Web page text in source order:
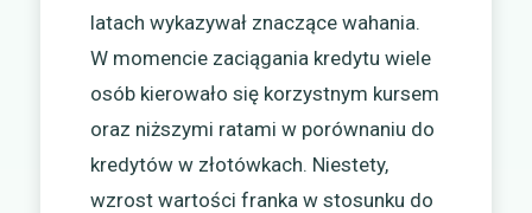
latach wykazywał znaczące wahania.
W momencie zaciągania kredytu wiele
osób kierowało się korzystnym kursem
oraz niższymi ratami w porównaniu do
kredytów w złotówkach. Niestety,
wzrost wartości franka w stosunku do